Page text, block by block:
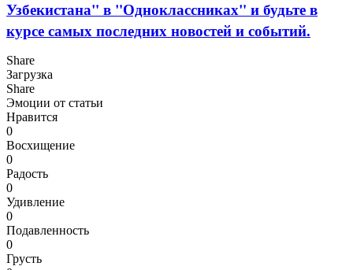
Узбекистана" в "Одноклассниках" и будьте в
курсе самых последних новостей и событий.
Share
Загрузка
Share
Эмоции от статьи
Нравится
0
Восхищение
0
Радость
0
Удивление
0
Подавленность
0
Грусть